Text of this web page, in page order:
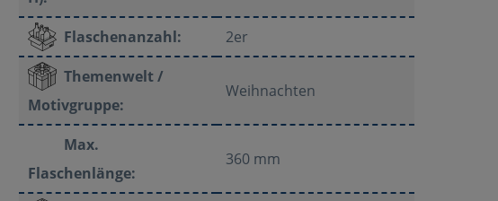
Flaschenanzahl:
2er
Themenwelt /
Motivgruppe:
Weihnachten
Max.
Flaschenlänge:
360 mm